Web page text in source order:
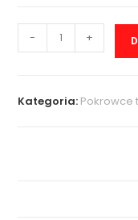
- +
Kategoria: Pokrowce